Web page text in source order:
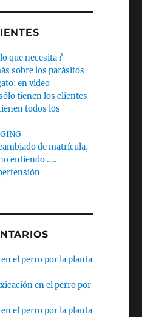
que necesita ?
sobre los parásitos
en video
tienen los clientes
todos los
de matrícula,
entiendo …..
el perro por la planta
en el perro por
el perro por la planta